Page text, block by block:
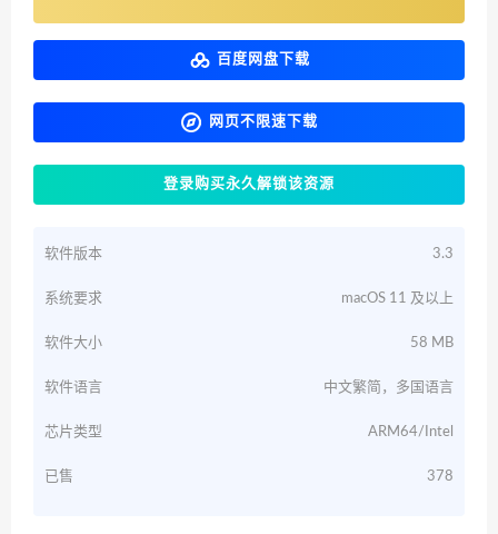
百度网盘下载
网页不限速下载
登录购买永久解锁该资源
软件版本 3.3
系统要求 macOS 11 及以上
软件大小 58 MB
软件语言 中文繁简，多国语言
芯片类型 ARM64/Intel
已售 378